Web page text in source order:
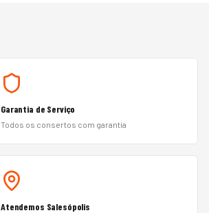
Garantia de Serviço
Todos os consertos com garantia
Atendemos Salesópolis